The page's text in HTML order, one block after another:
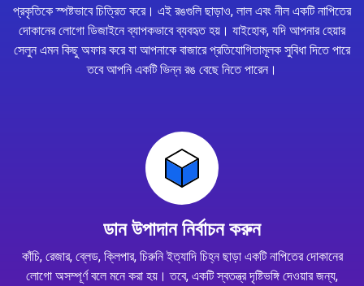
প্রকৃতিকে স্পষ্টভাবে চিত্রিত করে। এই রঙগুলি ছাড়াও, লাল এবং নীল একটি নাপিতের
দোকানের লোগো ডিজাইনে ব্যাপকভাবে ব্যবহৃত হয়। যাইহোক, যদি আপনার হেয়ার
সেলুন এমন কিছু অফার করে যা আপনাকে বাজারে প্রতিযোগিতামূলক সুবিধা দিতে পারে
তবে আপনি একটি ভিন্ন রঙ বেছে নিতে পারেন।
ডান উপাদান নির্বাচন করুন
কাঁচি, রেজার, ব্লেড, ক্লিপার, চিরুনি ইত্যাদি চিহ্ন ছাড়া একটি নাপিতের দোকানের
লোগো অসম্পূর্ণ বলে মনে করা হয়। তবে, একটি স্বতন্ত্র দৃষ্টিভঙ্গি দেওয়ার জন্য,